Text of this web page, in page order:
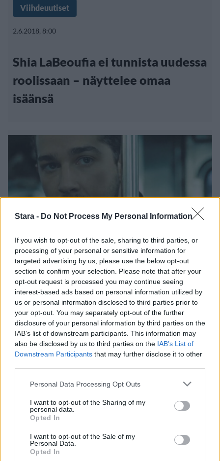
Stara - Do Not Process My Personal Information
If you wish to opt-out of the sale, sharing to third parties, or
processing of your personal or sensitive information for
targeted advertising by us, please use the below opt-out
section to confirm your selection. Please note that after your
opt-out request is processed you may continue seeing
interest-based ads based on personal information utilized by
us or personal information disclosed to third parties prior to
your opt-out. You may separately opt-out of the further
disclosure of your personal information by third parties on the
IAB’s list of downstream participants. This information may
also be disclosed by us to third parties on the IAB’s List of
Downstream Participants that may further disclose it to other
Personal Data Processing Opt Outs
I want to opt-out of the Sharing of my
personal data.
Opted In
I want to opt-out of the Sale of my
Personal Data.
Opted In
Viihdeuutiset
2.6.2018, 8:00
Shia LaBeoufia ei tunnista uudessa
roolissaan – näyttelee omaa
isäänsä
Viihdeuutiset
20.10.2017, 22:00
Shia LaBeouf tuomittiin
vihanhallintakurssille – rangaistus
öykkäröinnistä